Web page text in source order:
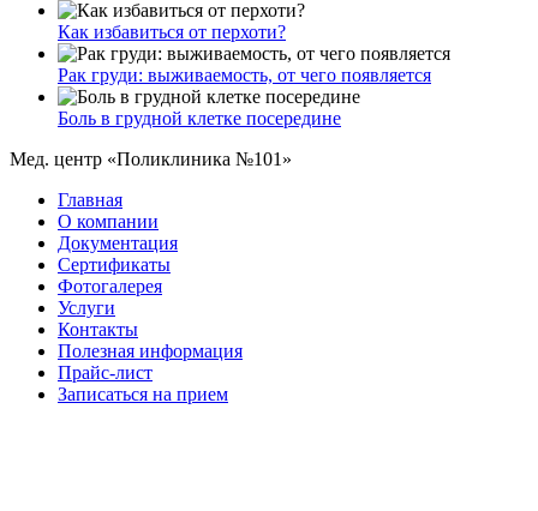
Как избавиться от перхоти?
Рак груди: выживаемость, от чего появляется
Боль в грудной клетке посередине
Мед. центр «Поликлиника №101»
Главная
О компании
Документация
Сертификаты
Фотогалерея
Услуги
Контакты
Полезная информация
Прайс-лист
Записаться на прием